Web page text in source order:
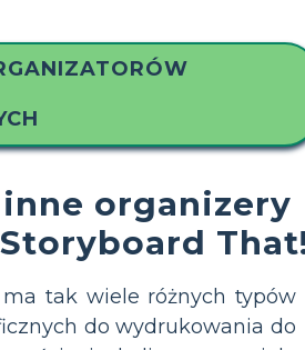
organizery
tak wiele różnych typów
do wydrukowania do